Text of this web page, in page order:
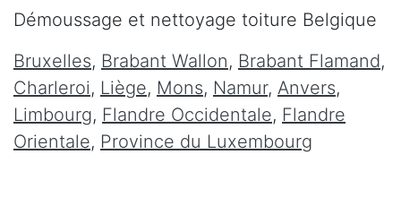
Démoussage et nettoyage toiture Belgique
Bruxelles, Brabant Wallon, Brabant Flamand,
Charleroi, Liège, Mons, Namur, Anvers,
Limbourg, Flandre Occidentale, Flandre
Orientale, Province du Luxembourg